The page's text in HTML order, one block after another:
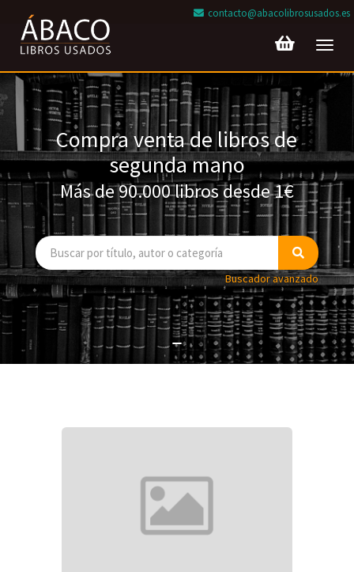
contacto@abacolibrosusados.es
Compra venta de libros de
segunda mano
Más de 90.000 libros desde 1€
Buscador avanzado